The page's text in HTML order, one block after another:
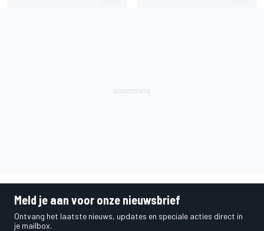
Meld je aan voor onze nieuwsbrief
Ontvang het laatste nieuws, updates en speciale acties direct in
je mailbox.